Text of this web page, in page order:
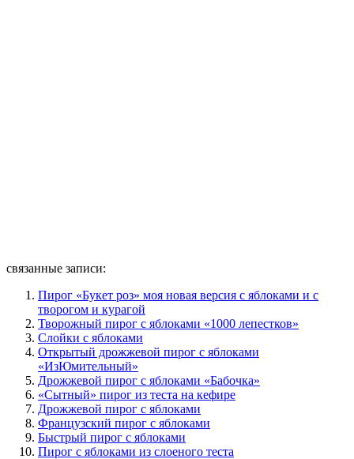
связанные записи:
Пирог «Букет роз» моя новая версия с яблоками и с
творогом и курагой
Творожный пирог с яблоками «1000 лепестков»
Слойки с яблоками
Открытый дрожжевой пирог с яблоками
«ИзЮмительный»
Дрожжевой пирог с яблоками «Бабочка»
«Сытный» пирог из теста на кефире
Дрожжевой пирог с яблоками
Французский пирог с яблоками
Быстрый пирог с яблоками
Пирог с яблоками из слоеного теста